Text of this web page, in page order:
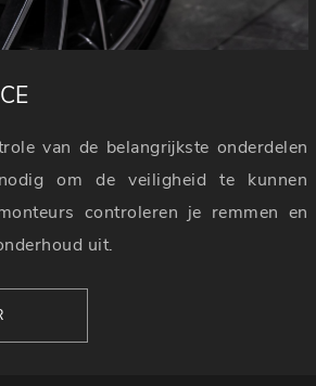
van de belangrijkste onderdelen
om de veiligheid te kunnen
controleren je remmen en
uit.